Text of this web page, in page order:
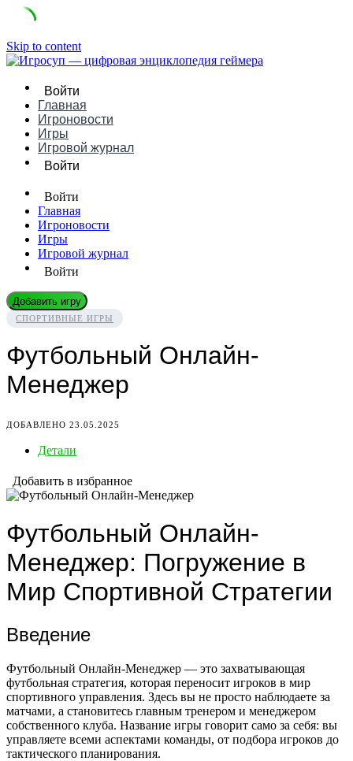
Skip to content
Войти
Главная
Игроновости
Игры
Игровой журнал
Войти
Войти
Главная
Игроновости
Игры
Игровой журнал
Войти
Добавить игру
СПОРТИВНЫЕ ИГРЫ
Футбольный Онлайн-
Менеджер
ДОБАВЛЕНО 23.05.2025
Детали
Добавить в избранное
Футбольный Онлайн-
Менеджер: Погружение в
Мир Спортивной Стратегии
Введение
Футбольный Онлайн-Менеджер — это захватывающая
футбольная стратегия, которая переносит игроков в мир
спортивного управления. Здесь вы не просто наблюдаете за
матчами, а становитесь главным тренером и менеджером
собственного клуба. Название игры говорит само за себя: вы
управляете всеми аспектами команды, от подбора игроков до
тактического планирования.